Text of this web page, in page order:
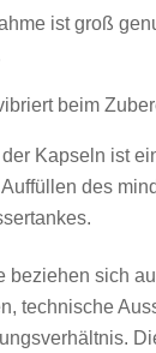
ist groß
beim
Kapseln ist
des
beziehen sich
technische